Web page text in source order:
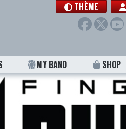
THÈME
MY BAND SHOP